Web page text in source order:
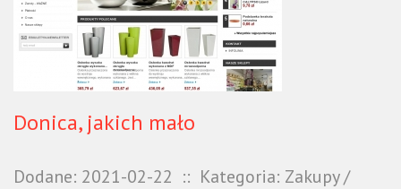
Donica, jakich mało
Dodane: 2021-02-22 :: Kategoria: Zakupy /